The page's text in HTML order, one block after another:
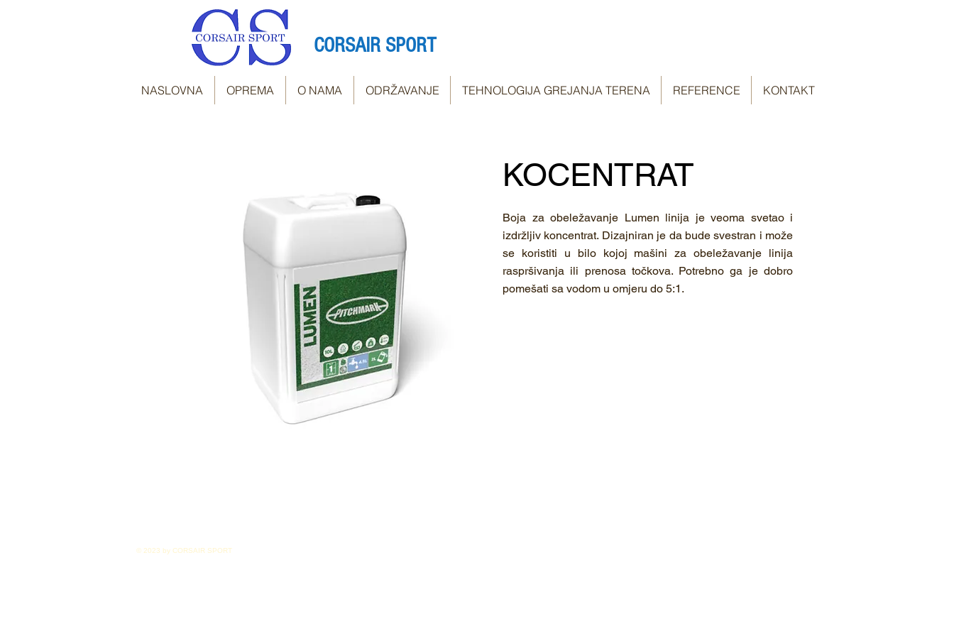
CORSAIR SPORT
NASLOVNA OPREMA O NAMA ODRŽAVANJE TEHNOLOGIJA GREJANJA TERENA REFERENCE KONTAKT
KOCENTRAT
Boja za obeležavanje Lumen linija je veoma svetao i
izdržljiv koncentrat. Dizajniran je da bude svestran i može
se koristiti u bilo kojoj mašini za obeležavanje linija
raspršivanja ili prenosa točkova. Potrebno ga je dobro
pomešati sa vodom u omjeru do 5:1.
© 2023 by CORSAIR SPORT